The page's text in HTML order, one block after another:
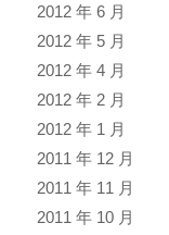
2012 年 6 月
2012 年 5 月
2012 年 4 月
2012 年 2 月
2012 年 1 月
2011 年 12 月
2011 年 11 月
2011 年 10 月